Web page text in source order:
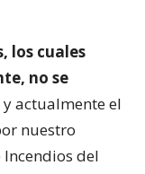
los cuales
no se
y actualmente el
nuestro
del